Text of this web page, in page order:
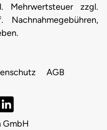
Mehrwertsteuer zzgl.
AGB